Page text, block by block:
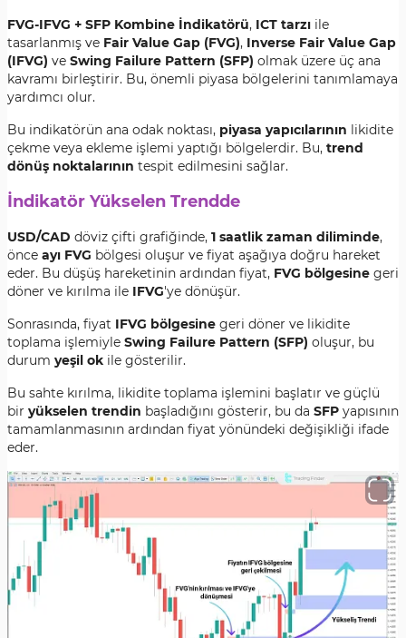
FVG-IFVG + SFP Kombine İndikatörü, ICT tarzı ile
tasarlanmış ve Fair Value Gap (FVG), Inverse Fair Value Gap
(IFVG) ve Swing Failure Pattern (SFP) olmak üzere üç ana
kavramı birleştirir. Bu, önemli piyasa bölgelerini tanımlamaya
yardımcı olur.
Bu indikatörün ana odak noktası, piyasa yapıcılarının likidite
çekme veya ekleme işlemi yaptığı bölgelerdir. Bu, trend
dönüş noktalarının tespit edilmesini sağlar.
İndikatör Yükselen Trendde
USD/CAD döviz çifti grafiğinde, 1 saatlik zaman diliminde,
önce ayı FVG bölgesi oluşur ve fiyat aşağıya doğru hareket
eder. Bu düşüş hareketinin ardından fiyat, FVG bölgesine geri
döner ve kırılma ile IFVG'ye dönüşür.
Sonrasında, fiyat IFVG bölgesine geri döner ve likidite
toplama işlemiyle Swing Failure Pattern (SFP) oluşur, bu
durum yeşil ok ile gösterilir.
Bu sahte kırılma, likidite toplama işlemini başlatır ve güçlü
bir yükselen trendin başladığını gösterir, bu da SFP yapısının
tamamlanmasının ardından fiyat yönündeki değişikliği ifade
eder.